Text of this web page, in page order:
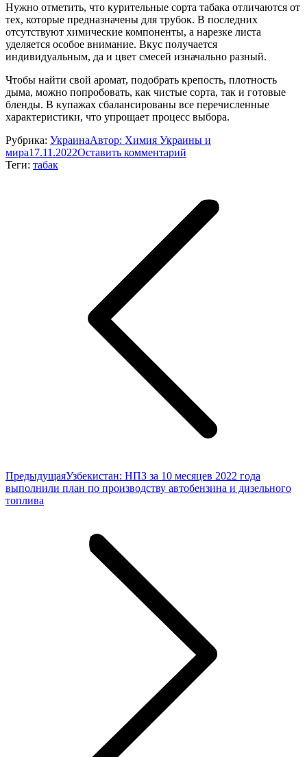
Нужно отметить, что курительные сорта табака отличаются от
тех, которые предназначены для трубок. В последних
отсутствуют химические компоненты, а нарезке листа
уделяется особое внимание. Вкус получается
индивидуальным, да и цвет смесей изначально разный.
Чтобы найти свой аромат, подобрать крепость, плотность
дыма, можно попробовать, как чистые сорта, так и готовые
бленды. В купажах сбалансированы все перечисленные
характеристики, что упрощает процесс выбора.
Рубрика: УкраинаАвтор: Химия Украины и
мира17.11.2022Оставить комментарий
Теги: табак
ПредыдущаяПредыдущая
запись:
Узбекистан: НПЗ за 10 месяцев 2022 года
выполнили план по производству автобензина и дизельного
топлива